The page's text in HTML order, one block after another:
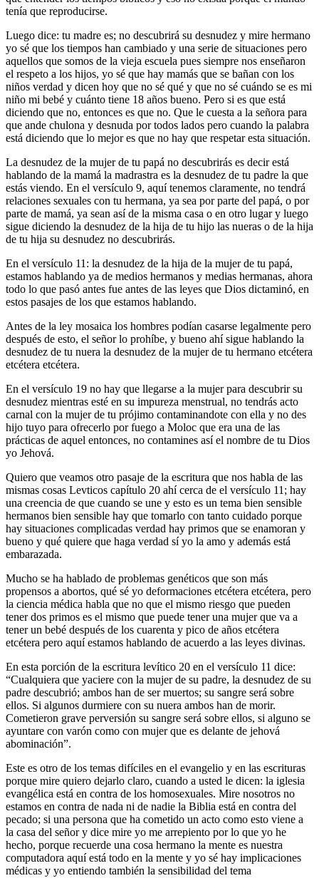
tenía que reproducirse.
Luego dice: tu madre es; no descubrirá su desnudez y mire hermano
yo sé que los tiempos han cambiado y una serie de situaciones pero
aquellos que somos de la vieja escuela pues siempre nos enseñaron
el respeto a los hijos, yo sé que hay mamás que se bañan con los
niños verdad y dicen hoy que no sé qué y que no sé cuándo se es mi
niño mi bebé y cuánto tiene 18 años bueno. Pero si es que está
diciendo que no, entonces es que no. Que le cuesta a la señora para
que ande chulona y desnuda por todos lados pero cuando la palabra
está diciendo que lo mejor es que no hay que respetar esta situación.
La desnudez de la mujer de tu papá no descubrirás es decir está
hablando de la mamá la madrastra es la desnudez de tu padre la que
estás viendo. En el versículo 9, aquí tenemos claramente, no tendrá
relaciones sexuales con tu hermana, ya sea por parte del papá, o por
parte de mamá, ya sean así de la misma casa o en otro lugar y luego
sigue diciendo la desnudez de la hija de tu hijo las nueras o de la hija
de tu hija su desnudez no descubrirás.
En el versículo 11: la desnudez de la hija de la mujer de tu papá,
estamos hablando ya de medios hermanos y medias hermanas, ahora
todo lo que pasó antes fue antes de las leyes que Dios dictaminó, en
estos pasajes de los que estamos hablando.
Antes de la ley mosaica los hombres podían casarse legalmente pero
después de esto, el señor lo prohíbe, y bueno ahí sigue hablando la
desnudez de tu nuera la desnudez de la mujer de tu hermano etcétera
etcétera etcétera.
En el versículo 19 no hay que llegarse a la mujer para descubrir su
desnudez mientras esté en su impureza menstrual, no tendrás acto
carnal con la mujer de tu prójimo contaminandote con ella y no des
hijo tuyo para ofrecerlo por fuego a Moloc que era una de las
prácticas de aquel entonces, no contamines así el nombre de tu Dios
yo Jehová.
Quiero que veamos otro pasaje de la escritura que nos habla de las
mismas cosas Levticos capítulo 20 ahí cerca de el versículo 11; hay
una creencia de que cuando se une y esto es un tema bien sensible
hermanos bien sensible hay que tomarlo con tanto cuidado porque
hay situaciones complicadas verdad hay primos que se enamoran y
bueno y qué quiere que haga verdad sí yo la amo y además está
embarazada.
Mucho se ha hablado de problemas genéticos que son más
propensos a abortos, qué sé yo deformaciones etcétera etcétera, pero
la ciencia médica habla que no que el mismo riesgo que pueden
tener dos primos es el mismo que puede tener una mujer que va a
tener un bebé después de los cuarenta y pico de años etcétera
etcétera pero aquí estamos hablando de acuerdo a las leyes divinas.
En esta porción de la escritura levítico 20 en el versículo 11 dice:
“Cualquiera que yaciere con la mujer de su padre, la desnudez de su
padre descubrió; ambos han de ser muertos; su sangre será sobre
ellos. Si algunos durmiere con su nuera ambos han de morir.
Cometieron grave perversión su sangre será sobre ellos, si alguno se
ayuntare con varón como con mujer que es delante de jehová
abominación”.
Este es otro de los temas difíciles en el evangelio y en las escrituras
porque mire quiero dejarlo claro, cuando a usted le dicen: la iglesia
evangélica está en contra de los homosexuales. Mire nosotros no
estamos en contra de nada ni de nadie la Biblia está en contra del
pecado; si una persona que ha cometido un acto como esto viene a
la casa del señor y dice mire yo me arrepiento por lo que yo he
hecho, porque recuerde una cosa hermano la mente es nuestra
computadora aquí está todo en la mente y yo sé hay implicaciones
médicas y yo entiendo también la sensibilidad del tema